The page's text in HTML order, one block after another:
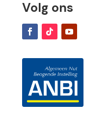
Volg ons